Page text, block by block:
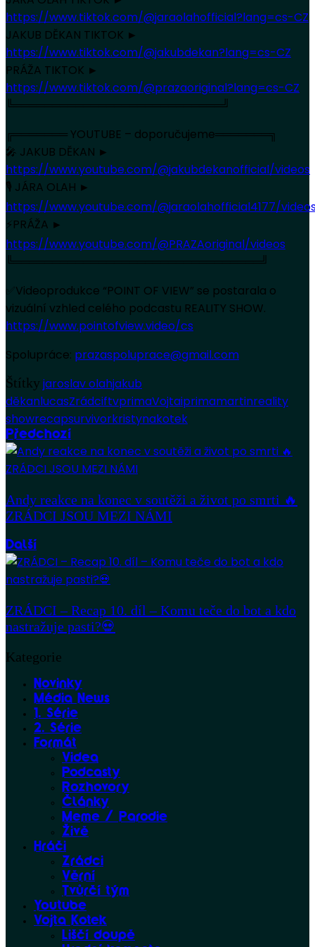
https://www.tiktok.com/@jaraolahofficial?lang=cs-CZ
JAKUB DĚKAN TIKTOK ►
https://www.tiktok.com/@jakubdekan?lang=cs-CZ
PRÁŽA TIKTOK ►
https://www.tiktok.com/@prazaoriginal?lang=cs-CZ
╚═══════════════════════════╝
╔═══════ YOUTUBE – doporučujeme═══════╗
🎤 JAKUB DĚKAN ►
https://www.youtube.com/@jakubdekanofficial/videos
🎙️ JÁRA OLAH ►
https://www.youtube.com/@jaraolahofficial4177/
⚡️PRÁŽA ►
https://www.youtube.com/@PRAZAoriginal/videos
╚════════════════════════════════╝
✅Videoprodukce “POINT OF VIEW” se postarala o
vizuální vzhled celého podcastu REALITY SHOW.
https://www.pointofview.video/cs
Spolupráce: prazaspoluprace@gmail.com
Štítky jaroslav olahjakub
děkanlucasZrádciftvprimaVojtaiprimamartinreality
showrecapsurvivorkristynakotek
Předchozí
Andy reakce na konec v soutěži a život po smrti 🔥
ZRÁDCI JSOU MEZI NÁMI
Další
ZRÁDCI – Recap 10. díl – Komu teče do bot a kdo
nastražuje pasti?💀
Kategorie
Novinky
Média News
1. Série
2. Série
Formát
Videa
Podcasty
Rozhovory
Články
Meme / Parodie
Živě
Hráči
Zrádci
Věrní
Tvůrčí tým
Youtube
Vojta Kotek
Liščí doupě